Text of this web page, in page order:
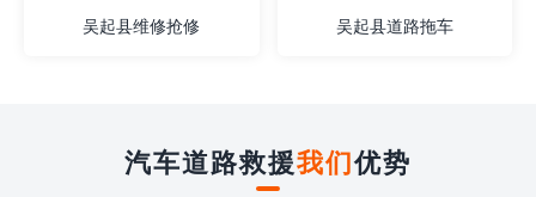
吴起县维修抢修 吴起县道路拖车
汽车道路救援我们优势